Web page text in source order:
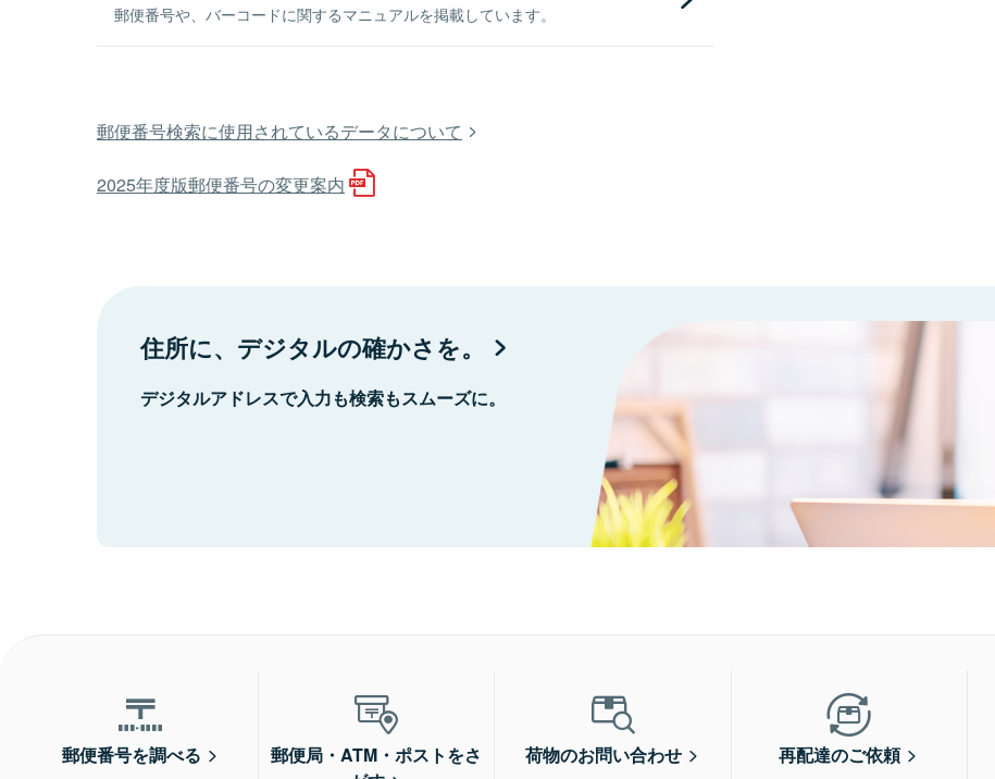
郵便番号や、バーコードに関するマニュアルを掲載しています。
郵便番号検索に使用されているデータについて
2025年度版郵便番号の変更案内
住所に、デジタルの確かさを。
デジタルアドレスで入力も検索もスムーズに。
郵便番号を調べる
郵便局・ATM・ポストをさ
荷物のお問い合わせ 再配達のご依頼